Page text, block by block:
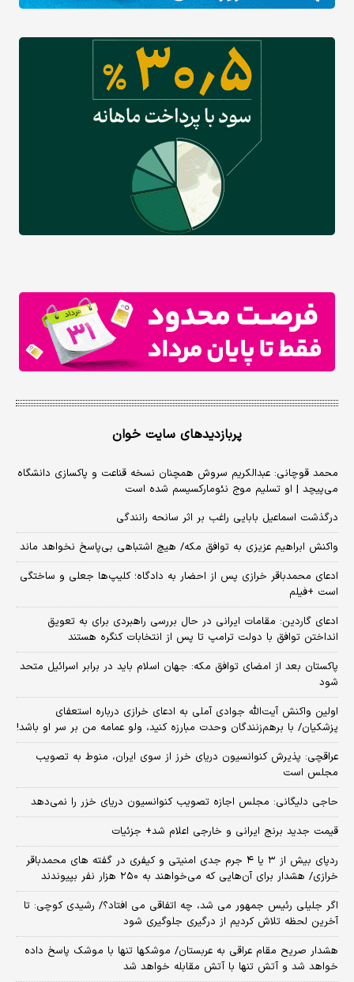
پربازدیدهای سایت خوان
محمد قوچانی: عبدالکریم سروش همچنان نسخه قناعت و پاکسازی دانشگاه
می‌پیچد | او تسلیم موج نئومارکسیسم شده است
درگذشت اسماعیل بابایی راغب بر اثر سانحه رانندگی
واکنش ابراهیم عزیزی به توافق مکه/ هیچ اشتباهی بی‌پاسخ نخواهد ماند
ادعای محمدباقر خرازی پس از احضار به دادگاه؛ کلیپ‌ها جعلی و ساختگی
است +فیلم
ادعای گاردین: مقامات ایرانی در حال بررسی راهبردی برای به تعویق
انداختن توافق با دولت ترامپ تا پس از انتخابات کنگره هستند
پاکستان بعد از امضای توافق مکه: جهان اسلام باید در برابر اسرائیل متحد
شود
اولین واکنش آیت‌الله جوادی آملی به ادعای خرازی درباره استعفای
پزشکیان/ با برهم‌زنندگان وحدت مبارزه کنید، ولو عمامه من بر سر او باشد!
عراقچی: پذیرش کنوانسیون دریای خرز از سوی ایران، منوط به تصویب
مجلس است
حاجی دلیگانی: مجلس اجازه تصویب کنوانسیون دریای خزر را نمی‌دهد
قیمت جدید برنج ایرانی و خارجی اعلام شد+ جزئیات
ردپای بیش از ۳ یا ۴ جرم جدی امنیتی و کیفری در گفته های محمدباقر
خرازی/ هشدار برای آن‌هایی که می‌خواهند به ۲۵۰ هزار نفر بپیوندند
اگر جلیلی رئیس جمهور می شد، چه اتفاقی می افتاد؟/ رشیدی کوچی: تا
آخرین لحظه تلاش کردیم از درگیری جلوگیری شود
هشدار صریح مقام عراقی به عربستان/ موشکها تنها با موشک پاسخ داده
خواهد شد و آتش تنها با آتش مقابله خواهد شد